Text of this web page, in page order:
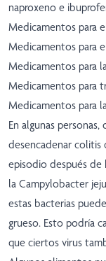
naproxeno e
Medicamentos para
Medicamentos para
Medicamentos para
Medicamentos para
Medicamentos para
En algunas
desencadenar colitis
episodio después
la Campylobacter
estas bacterias
grueso. Esto podría
que ciertos virus